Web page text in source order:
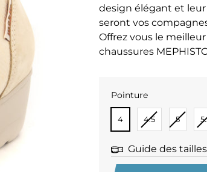
design élégant et
seront vos
Offrez vous le
chaussures
Pointure
POINTURE
4 4.5 5
Guide des tailles